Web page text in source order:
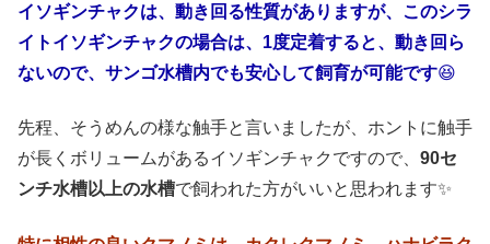
イソギンチャクは、動き回る性質がありますが、このシラ
イトイソギンチャクの場合は、1度定着すると、動き回ら
ないので、サンゴ水槽内でも安心して飼育が可能です😆
先程、そうめんの様な触手と言いましたが、ホントに触手
が長くボリュームがあるイソギンチャクですので、 90セ
ンチ水槽以上の水槽で飼われた方がいいと思われます✨